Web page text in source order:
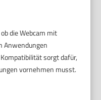
die Webcam mit
Anwendungen
sorgt dafür,
vornehmen musst.